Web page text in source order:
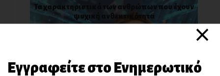
Τα χαρακτηριστικά των ανθρώπων που έχουν
ψυχική ανθεκτικότητα
Ψυχική Ανθεκτικότητα είναι η ικανότητα να×
Εγγραφείτε στο Ενημερωτικό